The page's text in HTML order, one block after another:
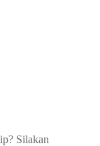
Silakan